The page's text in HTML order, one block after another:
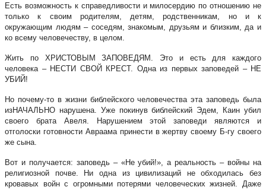
Есть возможность к справедливости и милосердию по отношению не
только к своим родителям, детям, родственникам, но и к
окружающим людям – соседям, знакомым, друзьям и близким, да и
ко всему человечеству, в целом.
Жить по ХРИСТОВЫМ ЗАПОВЕДЯМ. Это и есть для каждого
человека – НЕСТИ СВОЙ КРЕСТ. Одна из первых заповедей – НЕ
УБИЙ!
Но почему-то в жизни библейского человечества эта заповедь была
изНАЧАЛЬНО нарушена. Уже покинув библейский Эдем, Каин убил
своего брата Авеля. Нарушением этой заповеди являются и
отголоски готовности Авраама принести в жертву своему Б-гу своего
же сына.
Вот и получается: заповедь – «Не убий!», а реальность – войны на
религиозной почве. Ни одна из цивилизаций не обходилась без
кровавых войн с огромными потерями человеческих жизней. Даже